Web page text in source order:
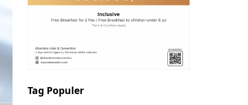
Tag Populer